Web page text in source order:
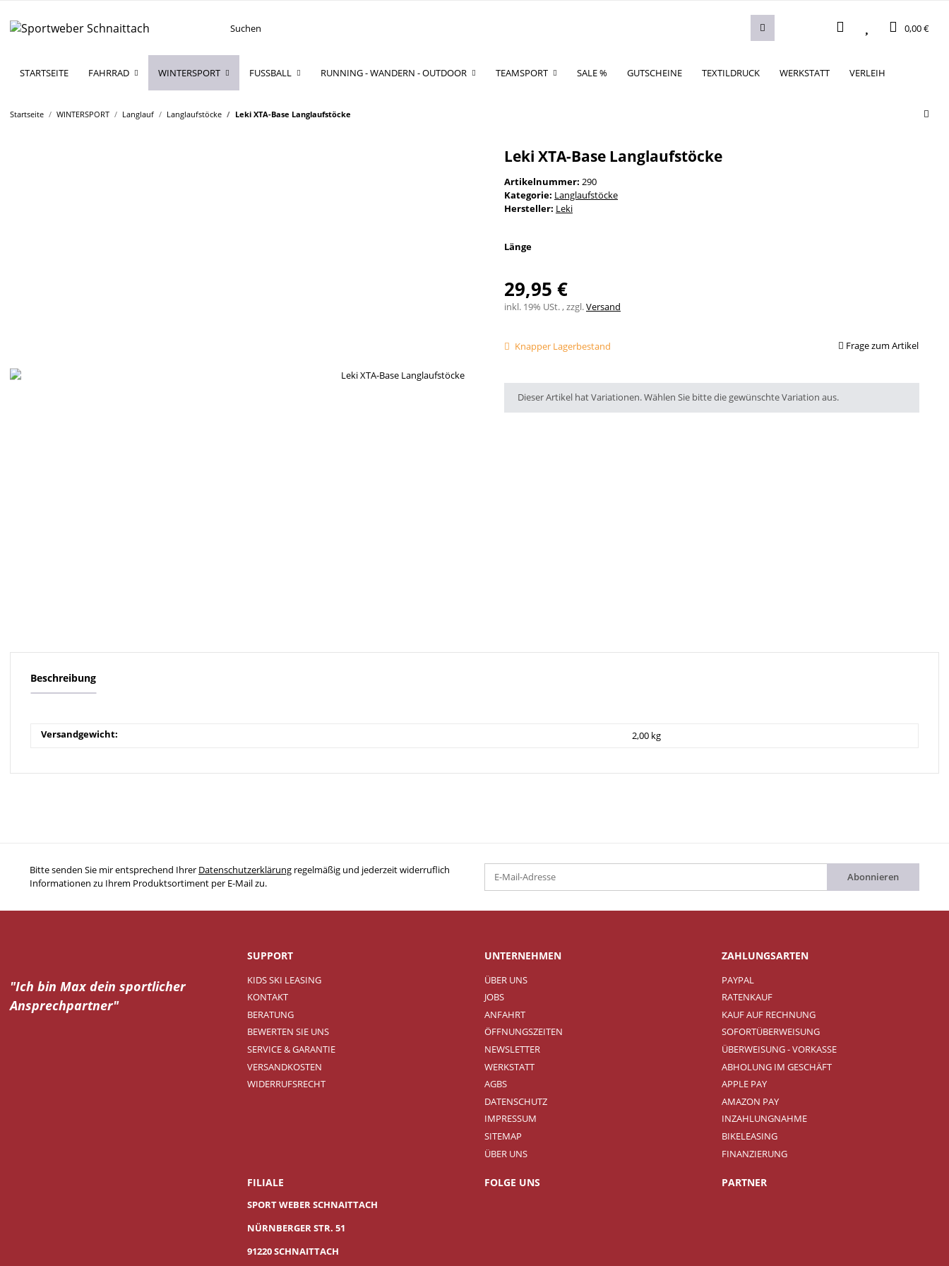
0,00 €
FAHRRAD WINTERSPORT FUSSBALL RUNNING - WANDERN - OUTDOOR TEAMSPORT SALE % GUTSCHEINE TEXTILDRUCK
STARTSEITE WERKSTATT VERLEIH
Startseite WINTERSPORT Langlauf Langlaufstöcke Leki XTA-Base Langlaufstöcke
Leki XTA-Base Langlaufstöcke
Artikelnummer: 290
Kategorie: Langlaufstöcke
Hersteller: Leki
Länge
29,95 €
inkl. 19% USt. , zzgl.Versand
Knapper Lagerbestand Frage zum Artikel
x
Dieser Artikel hat Variationen. Wählen Sie bitte die gewünschte Variation aus.
Beschreibung
Versandgewicht: 2,00 kg
Bitte senden Sie mir entsprechend Ihrer Datenschutzerklärung regelmäßig und jederzeit widerruflich
Informationen zu Ihrem Produktsortiment per E-Mail zu.
Abonnieren
"Ich bin Max dein sportlicher
Ansprechpartner"
SUPPORT
KIDS SKI LEASING
KONTAKT
BERATUNG
BEWERTEN SIE UNS
SERVICE & GARANTIE
VERSANDKOSTEN
WIDERRUFSRECHT
UNTERNEHMEN
ÜBER UNS
JOBS
ANFAHRT
ÖFFNUNGSZEITEN
NEWSLETTER
WERKSTATT
AGBS
DATENSCHUTZ
IMPRESSUM
SITEMAP
ÜBER UNS
ZAHLUNGSARTEN
PAYPAL
RATENKAUF
KAUF AUF RECHNUNG
SOFORTÜBERWEISUNG
ÜBERWEISUNG - VORKASSE
ABHOLUNG IM GESCHÄFT
APPLE PAY
AMAZON PAY
INZAHLUNGNAHME
BIKELEASING
FINANZIERUNG
FILIALE
SPORT WEBER SCHNAITTACH
NÜRNBERGER STR. 51
91220 SCHNAITTACH
FOLGE UNS PARTNER